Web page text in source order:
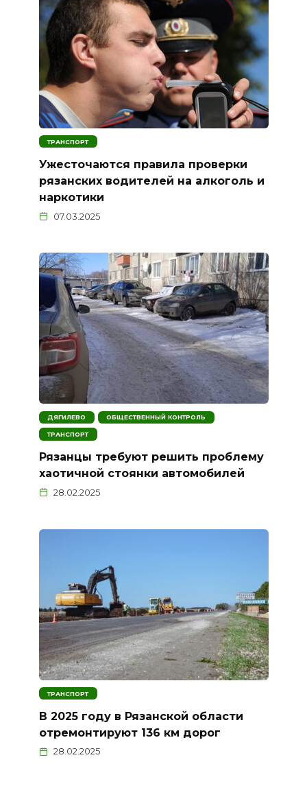
ТРАНСПОРТ
Ужесточаются правила проверки
рязанских водителей на алкоголь и
наркотики
07.03.2025
ДЯГИЛЕВО ОБЩЕСТВЕННЫЙ КОНТРОЛЬ
ТРАНСПОРТ
Рязанцы требуют решить проблему
хаотичной стоянки автомобилей
28.02.2025
ТРАНСПОРТ
В 2025 году в Рязанской области
отремонтируют 136 км дорог
28.02.2025